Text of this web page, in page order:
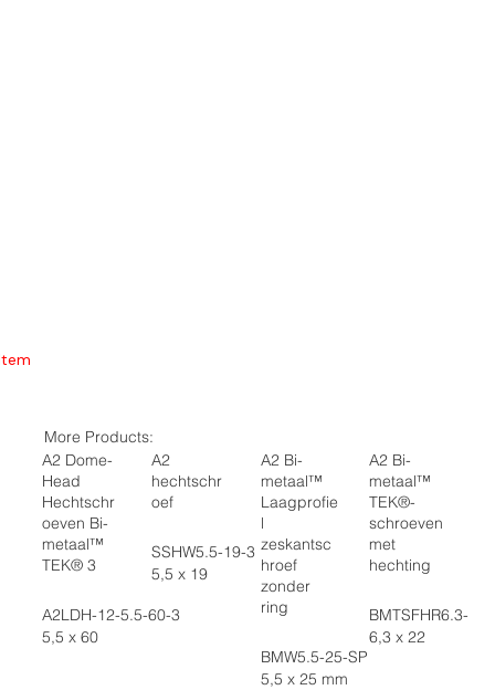
More Products:
A2 Dome-
Head
Hechtschr
oeven Bi-
metaal™
TEK® 3
A2LDH-12-5.5-60-3
5,5 x 60
A2
hechtschr
oef
SSHW5.5-19-3
5,5 x 19
A2 Bi-
metaal™
Laagprofie
l
zeskantsc
hroef
zonder
ring
BMW5.5-25-SP
5,5 x 25 mm
A2 Bi-
metaal™
TEK®-
schroeven
met
hechting
BMTSFHR6.3-
6,3 x 22